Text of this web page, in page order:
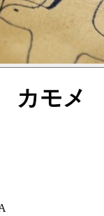
カモメ